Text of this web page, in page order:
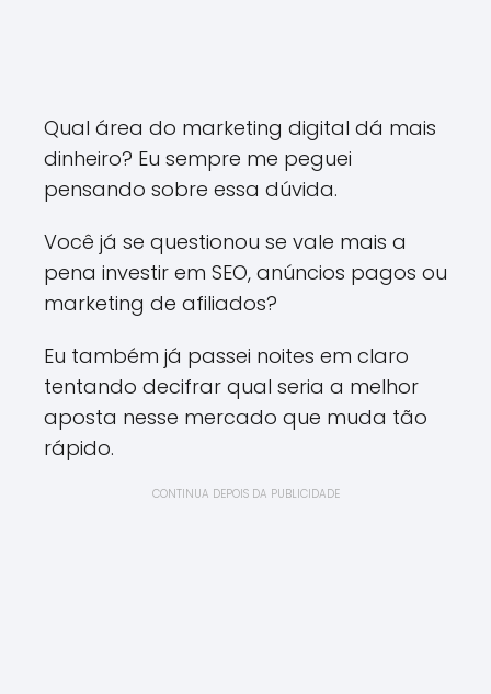
Qual área do marketing digital dá mais
dinheiro? Eu sempre me peguei
pensando sobre essa dúvida.
Você já se questionou se vale mais a
pena investir em SEO, anúncios pagos ou
marketing de afiliados?
Eu também já passei noites em claro
tentando decifrar qual seria a melhor
aposta nesse mercado que muda tão
rápido.
CONTINUA DEPOIS DA PUBLICIDADE